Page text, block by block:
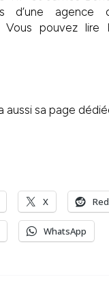
d’une agence
Vous pouvez lire
aussi sa page
X
WhatsApp